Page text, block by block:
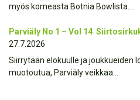
myös komeasta Botnia Bowlista….
Parviäly No 1 – Vol 14
27.7.2026
Siirrytään elokuulle ja joukkueiden
muotoutua, Parviäly veikkaa…